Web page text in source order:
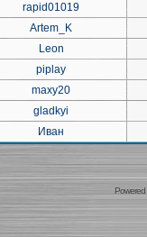
rapid01019
Artem_K
Leon
piplay
maxy20
gladkyi
Иван